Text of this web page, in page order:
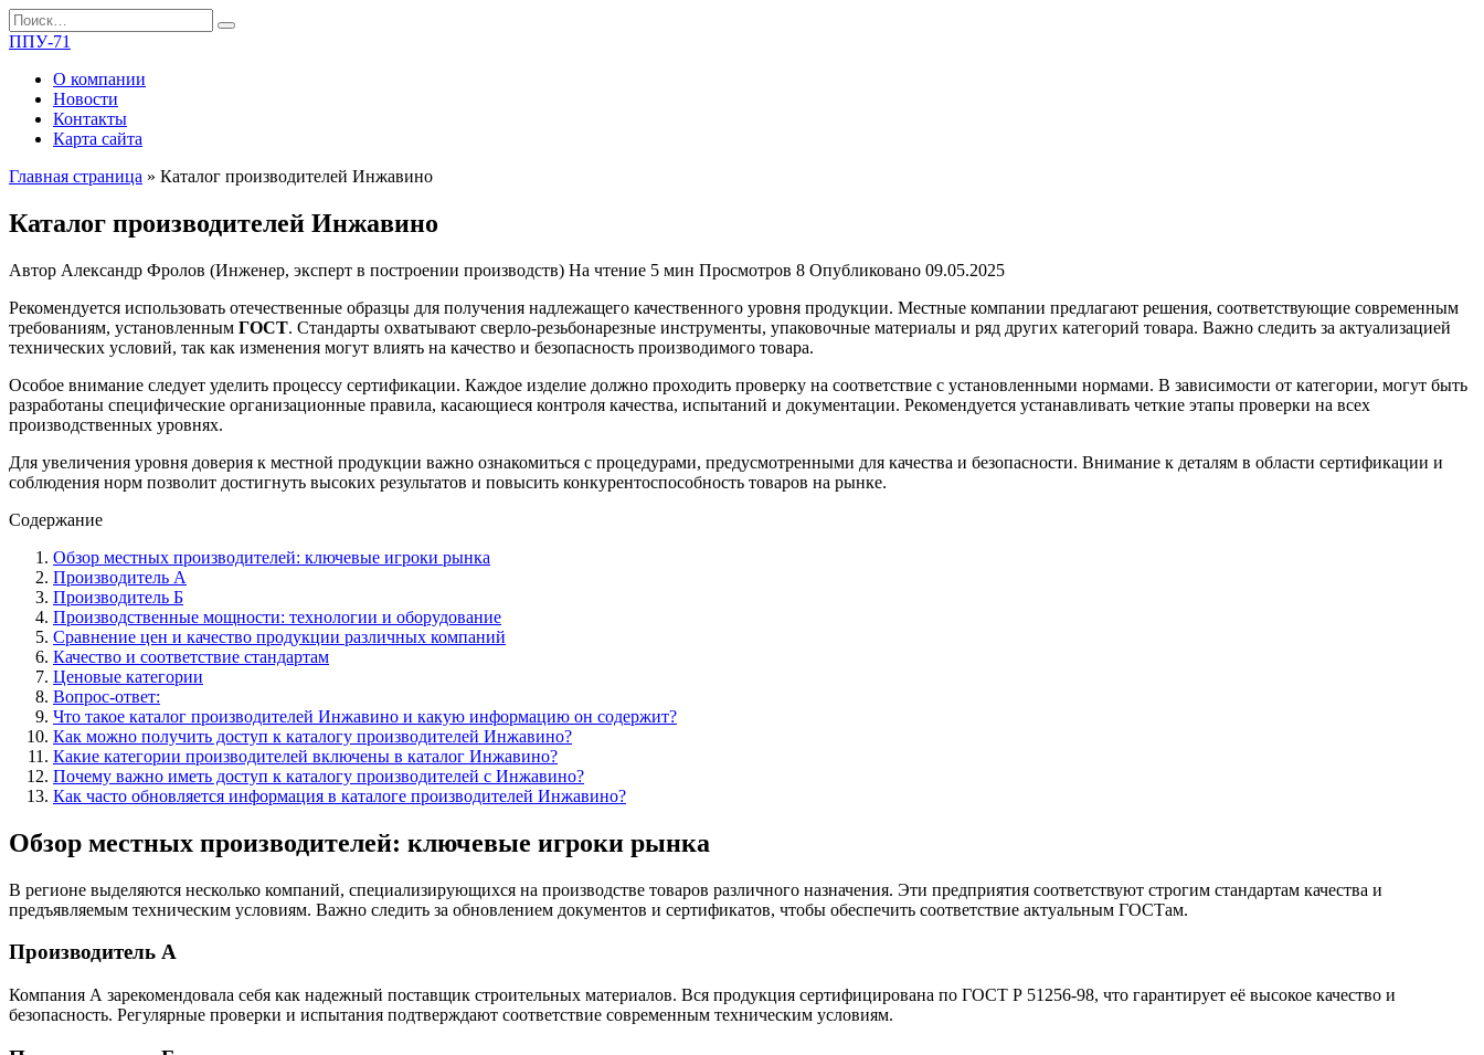
Перейти
к
Search
for:
ППУ-71
О компании
Новости
Контакты
Карта сайта
Главная страница » Каталог производителей Инжавино
Каталог производителей Инжавино
Автор Александр Фролов (Инженер, эксперт в построении производств) На чтение 5 мин Просмотров 8 Опубликовано 09.05.2025
Рекомендуется использовать отечественные образцы для получения надлежащего качественного уровня продукции. Местные компании предлагают решения, соответствующие современным
требованиям, установленным ГОСТ. Стандарты охватывают сверло-резьбонарезные инструменты, упаковочные материалы и ряд других категорий товара. Важно следить за актуализацией
технических условий, так как изменения могут влиять на качество и безопасность производимого товара.
Особое внимание следует уделить процессу сертификации. Каждое изделие должно проходить проверку на соответствие с установленными нормами. В зависимости от категории, могут быть
разработаны специфические организационные правила, касающиеся контроля качества, испытаний и документации. Рекомендуется устанавливать четкие этапы проверки на всех
производственных уровнях.
Для увеличения уровня доверия к местной продукции важно ознакомиться с процедурами, предусмотренными для качества и безопасности. Внимание к деталям в области сертификации и
соблюдения норм позволит достигнуть высоких результатов и повысить конкурентоспособность товаров на рынке.
Содержание
Обзор местных производителей: ключевые игроки рынка
Производитель А
Производитель Б
Производственные мощности: технологии и оборудование
Сравнение цен и качество продукции различных компаний
Качество и соответствие стандартам
Ценовые категории
Вопрос-ответ:
Что такое каталог производителей Инжавино и какую информацию он содержит?
Как можно получить доступ к каталогу производителей Инжавино?
Какие категории производителей включены в каталог Инжавино?
Почему важно иметь доступ к каталогу производителей с Инжавино?
Как часто обновляется информация в каталоге производителей Инжавино?
Обзор местных производителей: ключевые игроки рынка
В регионе выделяются несколько компаний, специализирующихся на производстве товаров различного назначения. Эти предприятия соответствуют строгим стандартам качества и
предъявляемым техническим условиям. Важно следить за обновлением документов и сертификатов, чтобы обеспечить соответствие актуальным ГОСТам.
Производитель А
Компания А зарекомендовала себя как надежный поставщик строительных материалов. Вся продукция сертифицирована по ГОСТ Р 51256-98, что гарантирует её высокое качество и
безопасность. Регулярные проверки и испытания подтверждают соответствие современным техническим условиям.